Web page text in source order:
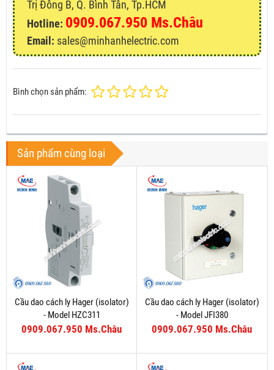
Trị Đông B, Q. Bình Tân, Tp.HCM
Hotline: 0909.067.950 Ms.Châu
Email: sales@minhanhelectric.com
Bình chọn sản phẩm:
Sản phẩm cùng loại
Cầu dao cách ly Hager (isolator)
- Model HZC311
0909.067.950 Ms.Châu
Cầu dao cách ly Hager (isolator)
- Model JFI380
0909.067.950 Ms.Châu